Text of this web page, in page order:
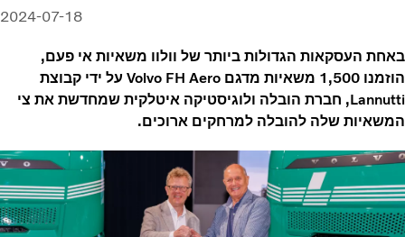
2024-07-18
באחת העסקאות הגדולות ביותר של וולוו משאיות אי פעם,
הוזמנו 1,500 משאיות מדגם Volvo FH Aero על ידי קבוצת
Lannutti, חברת הובלה ולוגיסטיקה איטלקית שמחדשת את צי
המשאיות שלה להובלה למרחקים ארוכים.